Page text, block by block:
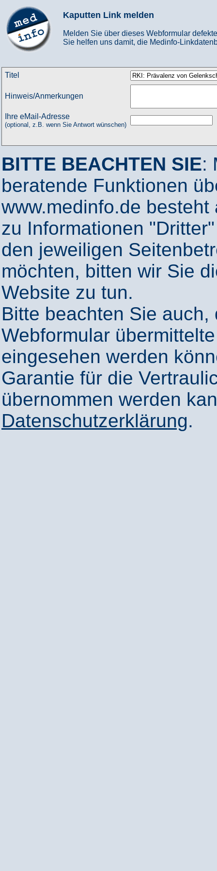
Kaputten Link melden
Melden Sie über dieses Webformular
Sie helfen uns damit, die Medinfo-
Titel
Hinweis/Anmerkungen
Ihre eMail-Adresse
(optional, z.B. wenn Sie Antwort wünschen)
BITTE BEACHTEN SIE:
beratende Funktionen
www.medinfo.de
zu Informationen
den jeweiligen
möchten, bitten wir Sie
Website zu tun.
Bitte beachten Sie
Webformular
eingesehen werden
Garantie für die
übernommen werden
Datenschutzerklärung.